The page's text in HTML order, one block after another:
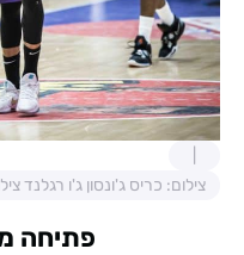
צילום: כריס ג'ונסון ג'ו רגלנד
פתיחה